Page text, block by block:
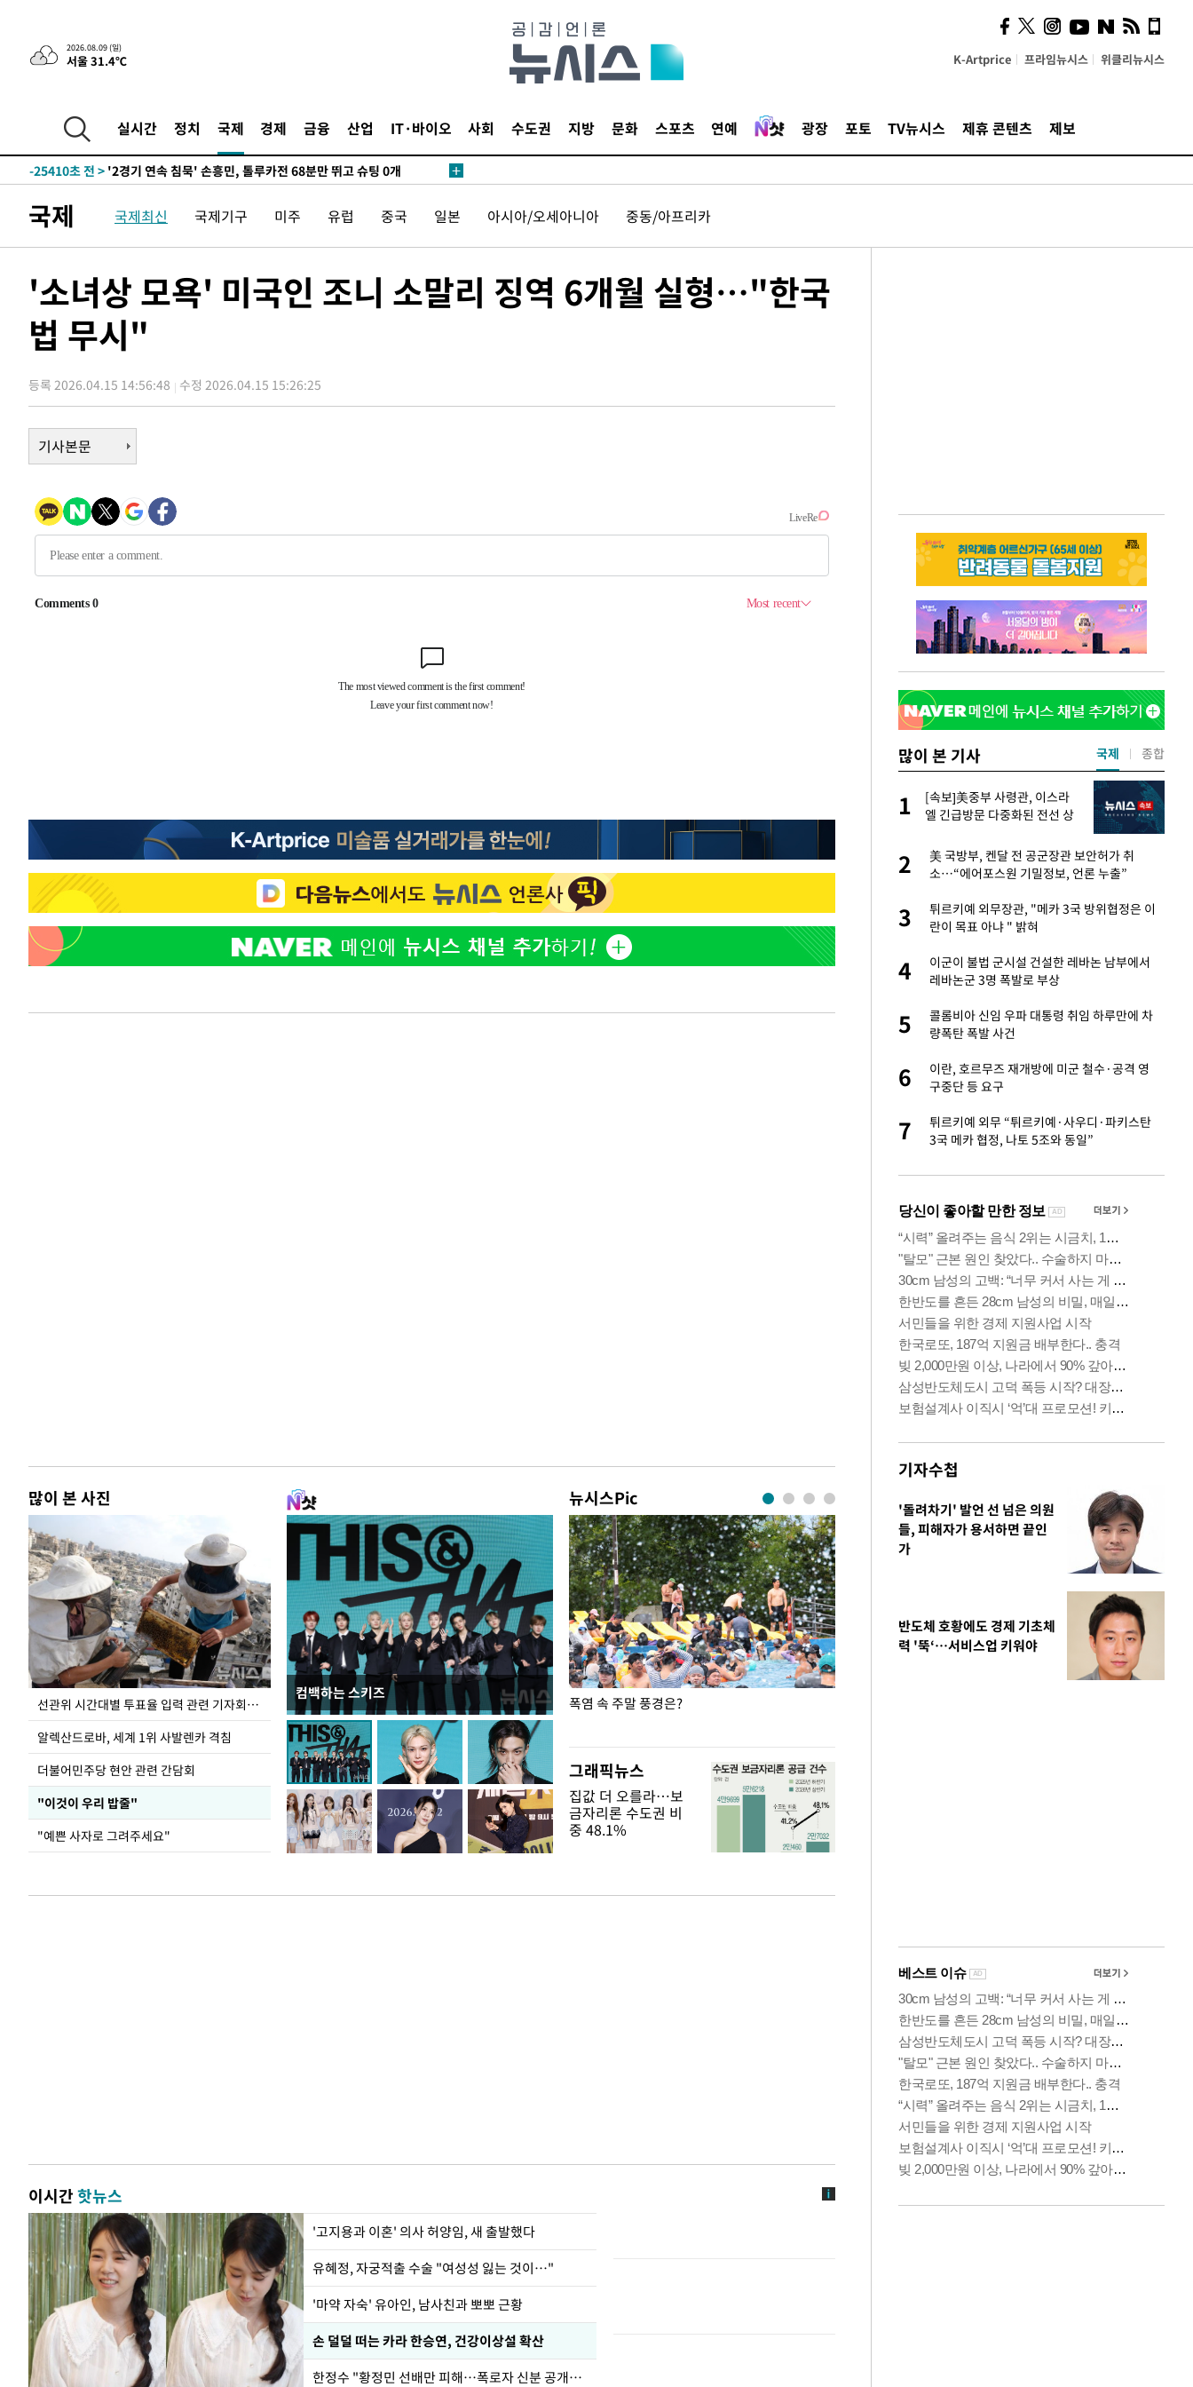
2026.08.09 (일)
서울 31.4℃ K-Artprice 프라임뉴시스 위클리뉴시스
실시간 정치 국제 경제 금융 산업 IT·바이오 사회 수도권 지방 문화 스포츠 연예 광장 포토 TV뉴시스 제휴 콘텐츠 제보
59분 전 >“美 이란전 무기 소진…북한과 분쟁시 주한 미군 취약해질 수 있어”
-26138초 전 >
손흥민, 68분 뛰고 2경기 침묵…LAFC, 톨루카에 1-0 승리(종합)
-25410초 전 >'2경기 연속 침묵' 손흥민, 톨루카전 68분만 뛰고 슈팅 0개
-24162초 전 > 이강인, 오늘 서울서 AT마드리드 입단식…'전례 없는 특급대우'
-11044초 전 >
차'
-10515초 전 > 콜롬비아 신임 우파 대통령 취임 하루만에 차량폭탄 폭발 사건
-4109초 전 >튀르키예 외무장관, "메카 3국 방위협정은 이란이 목표 아냐 " 밝혀
-1317초 전 > 이군이 불법 군시설 건설한 레바논 남부에서 레바논군 3명 폭발로 부
상26분 전 >[속보]美중부 사령관, 이스라엘 긴급방문 다중화된 전선 상황 논의
58분 전 >美 국방부, 켄달 전 공군장관 보안허가 취소…“에어포스원 기밀정보, 언
론 누출”
58분 전 > ‘축구의 신’ 아르헨티나 축구 선수 메시의 부친 지병 별세
59분 전 > “美 이란전 무기 소진…북한과 분쟁시 주한 미군 취약해질 수 있어”
-26211초 전 >"얼마나 더웠으면"…안동 물길공원서 헤엄친 구렁이 '소동'
-26138초 전 >
손흥민, 68분 뛰고 2경기 침묵…LAFC, 톨루카에 1-0 승리(종합)
-24162초 전 >이강인, 오늘 서울서 AT마드리드 입단식…'전례 없는 특급대우'
-11044초 전 >'여긴 20도, 저긴 50도'…열화상 카메라로 본 폭염 저감시설 '온도
-10515초 전 > 콜롬비아 신임 우파 대통령 취임 하루만에 차량폭탄 폭발 사건
-4109초 전 >튀르키예 외무장관, "메카 3국 방위협정은 이란이 목표 아냐 " 밝혀
-1317초 전 >이군이 불법 군시설 건설한 레바논 남부에서 레바논군 3명 폭발로 부
美 국방부, 켄달 전 공군장관 보안허가 취소…“에어포스원 기밀정보, 언
“美 이란전 무기 소진…북한과 분쟁시 주한 미군 취약해질 수 있어”
국제 국제최신 국제기구 미주 유럽 중국 일본 아시아/오세아니아 중동/아프리카
'소녀상 모욕' 미국인 조니 소말리 징역 6개월 실형…"한국
법 무시"
등록 2026.04.15 14:56:48 수정 2026.04.15 15:26:25
기사본문
많이 본 사진
선관위 시간대별 투표율 입력 관련 기자회견하는 주진우 의원
알렉산드로바, 세계 1위 사발렌카 격침
더불어민주당 현안 관련 간담회
"이것이 우리 밥줄"
"예쁜 사자로 그려주세요"
컴백하는 스키즈
뉴시스Pic
민주당 당대표 후보 김민석, 제주·인천 권리당원
투표서 정청래에 승리
폭염 속 주말 풍경은?
그래픽뉴스
집값 더 오를라…보
금자리론 수도권 비
중 48.1%
이시간핫뉴스
'고지용과 이혼' 의사 허양임, 새 출발했다
유혜정, 자궁적출 수술 "여성성 잃는 것이…"
'마약 자숙' 유아인, 남사친과 뽀뽀 근황
손 덜덜 떠는 카라 한승연, 건강이상설 확산
한정수 "황정민 선배만 피해…폭로자 신분 공개하라"
많이 본 기사
2
손떨림 건강이상설 한승연…"목디스크 심해
치료 중"
3
기름값 뛰자 친환경차 인기↑…변하는 자동
차 트렌드[세쓸통]
4
[단독]대통령기록관, '尹 추가' 홈페이지 공
5
한정수 "황정민 선배만 피해…떳떳하면 신분
1
[속보]美중부 사령관, 이스라
엘 긴급방문 다중화된 전선 상
2
美 국방부, 켄달 전 공군장관 보안허가 취
소…“에어포스원 기밀정보, 언론 누출”
3
튀르키예 외무장관, "메카 3국 방위협정은 이
란이 목표 아냐 " 밝혀
4
이군이 불법 군시설 건설한 레바논 남부에서
레바논군 3명 폭발로 부상
5
콜롬비아 신임 우파 대통령 취임 하루만에 차
량폭탄 폭발 사건
6
이란, 호르무즈 재개방에 미군 철수·공격 영
구중단 등 요구
7
튀르키예 외무 “튀르키예·사우디·파키스탄
3국 메카 협정, 나토 5조와 동일”
국제 종합
기자수첩
'돌려차기' 발언 선 넘은 의원
들, 피해자가 용서하면 끝인
가
반도체 호황에도 경제 기초체
력 '뚝‘…서비스업 키워야